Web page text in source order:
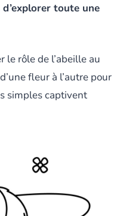
toute une
le rôle de l’abeille au
fleur à l’autre pour
simples captivent